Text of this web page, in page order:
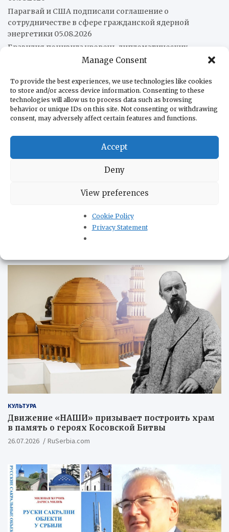
Manage Consent
To provide the best experiences, we use technologies like cookies
to store and/or access device information. Consenting to these
technologies will allow us to process data such as browsing
behavior or unique IDs on this site. Not consenting or withdrawing
consent, may adversely affect certain features and functions.
Accept
Deny
View preferences
Cookie Policy
Privacy Statement
Парагвай и США подписали соглашение о
сотрудничестве в сфере гражданской ядерной
энергетики 05.08.2026
Бразилия понизила уровень дипломатических
отношений с Аргентиной05.08.2026
инфляции в Боливии05.08.2026
Более 16 попаданий: Ми-171Ш армейской авиации Перу
прошёл боевое крещение 04.08.2026
Подоплёка убийств журналистов в Мексике04.08.2026
В помощь туристам
Политика конфиденциальности
КУЛЬТУРА
Движение «НАШИ» призывает построить храм
в память о героях Косовской Битвы
26.07.2026 RuSerbia.com